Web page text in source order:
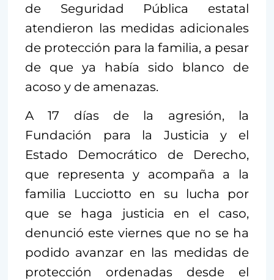
de Seguridad Pública estatal
atendieron las medidas adicionales
de protección para la familia, a pesar
de que ya había sido blanco de
acoso y de amenazas.
A 17 días de la agresión, la
Fundación para la Justicia y el
Estado Democrático de Derecho,
que representa y acompaña a la
familia Lucciotto en su lucha por
que se haga justicia en el caso,
denunció este viernes que no se ha
podido avanzar en las medidas de
protección ordenadas desde el